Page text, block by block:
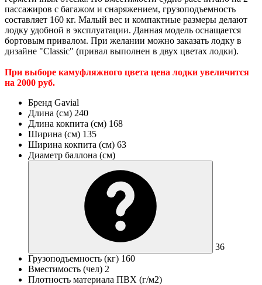
пассажиров с багажом и снаряжением, грузоподъемность
составляет 160 кг. Малый вес и компактные размеры делают
лодку удобной в эксплуатации. Данная модель оснащается
бортовым привалом. При желании можно заказать лодку в
дизайне "Classic" (привал выполнен в двух цветах лодки).
При выборе камуфляжного цвета цена лодки увеличится
на 2000 руб.
Бренд Gavial
Длина (см) 240
Длина кокпита (см) 168
Ширина (см) 135
Ширина кокпита (см) 63
Диаметр баллона (см)
36
Грузоподъемность (кг) 160
Вместимость (чел) 2
Плотность материала ПВХ (г/м2)